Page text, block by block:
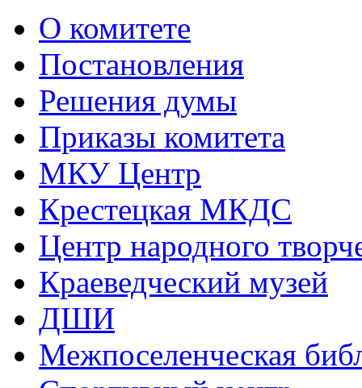
О комитете
Постановления
Решения думы
Приказы комитета
МКУ Центр
Крестецкая МКДС
Центр народного
Краеведческий музей
ДШИ
Межпоселенческая